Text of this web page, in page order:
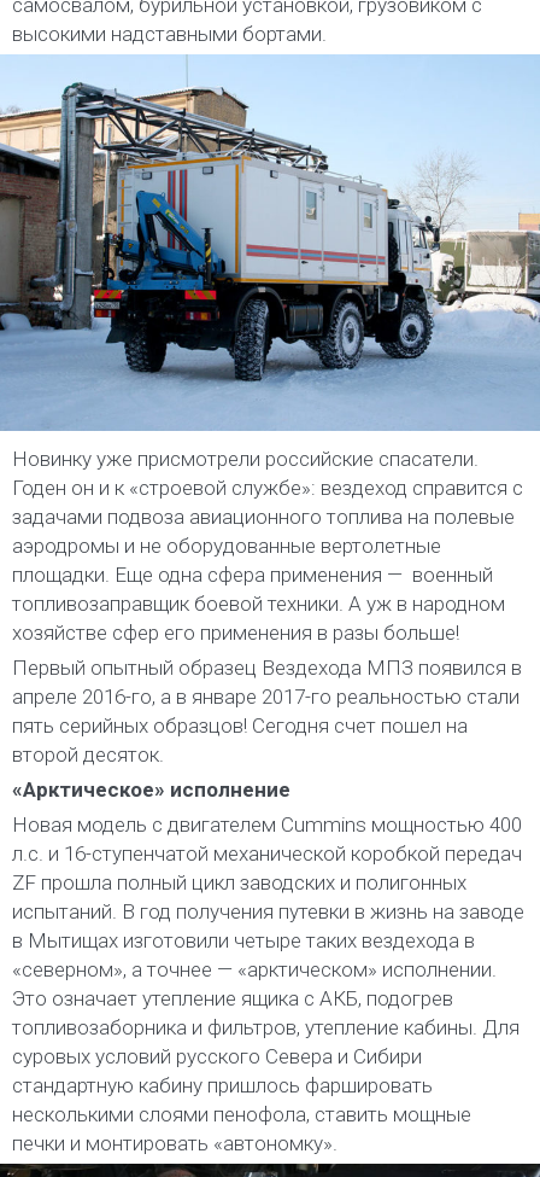
самосвалом, бурильной установкой, грузовиком с
высокими надставными бортами.
Новинку уже присмотрели российские спасатели.
Годен он и к «строевой службе»: вездеход справится с
задачами подвоза авиационного топлива на полевые
аэродромы и не оборудованные вертолетные
площадки. Еще одна сфера применения — военный
топливозаправщик боевой техники. А уж в народном
хозяйстве сфер его применения в разы больше!
Первый опытный образец Вездехода МПЗ появился в
апреле 2016-го, а в январе 2017-го реальностью стали
пять серийных образцов! Сегодня счет пошел на
второй десяток.
«Арктическое» исполнение
Новая модель с двигателем Cummins мощностью 400
л.с. и 16-ступенчатой механической коробкой передач
ZF прошла полный цикл заводских и полигонных
испытаний. В год получения путевки в жизнь на заводе
в Мытищах изготовили четыре таких вездехода в
«северном», а точнее — «арктическом» исполнении.
Это означает утепление ящика с АКБ, подогрев
топливозаборника и фильтров, утепление кабины. Для
суровых условий русского Севера и Сибири
стандартную кабину пришлось фаршировать
несколькими слоями пенофола, ставить мощные
печки и монтировать «автономку».